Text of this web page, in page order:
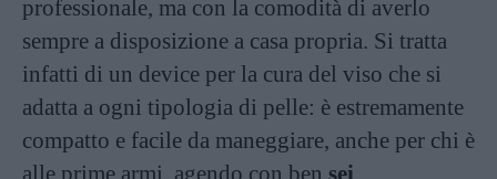
professionale, ma con la comodità di averlo
sempre a disposizione a casa propria. Si tratta
infatti di un device per la cura del viso che si
adatta a ogni tipologia di pelle: è estremamente
compatto e facile da maneggiare, anche per chi è
alle prime armi, agendo con ben sei